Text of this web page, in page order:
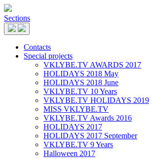
Sections
Contacts
Special projects
VKLYBE.TV AWARDS 2017
HOLIDAYS 2018 May
HOLIDAYS 2018 June
VKLYBE.TV 10 Years
VKLYBE.TV HOLIDAYS 2019
MISS VKLYBE.TV
VKLYBE.TV Awards 2016
HOLIDAYS 2017
HOLIDAYS 2017 September
VKLYBE.TV 9 Years
Halloween 2017